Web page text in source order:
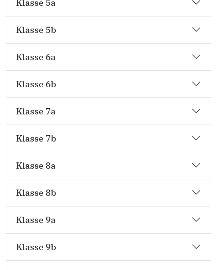
Klasse 5a
Klasse 5b
Klasse 6a
Klasse 6b
Klasse 7a
Klasse 7b
Klasse 8a
Klasse 8b
Klasse 9a
Klasse 9b